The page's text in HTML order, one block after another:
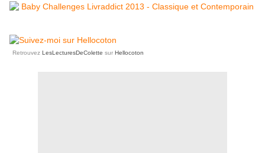
Retrouvez LesLecturesDeColette sur Hellocoton